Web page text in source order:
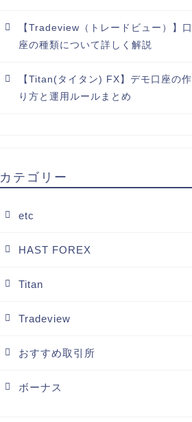
【Tradeview（トレードビュー）】口
座の種類について詳しく解説
【Titan(タイタン) FX】デモ口座の作
り方と運用ルールまとめ
カテゴリー
etc
HAST FOREX
Titan
Tradeview
おすすめ取引所
ボーナス